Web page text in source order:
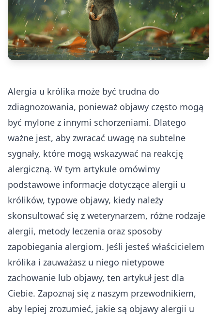
Alergia u królika może być trudna do
zdiagnozowania, ponieważ objawy często mogą
być mylone z innymi schorzeniami. Dlatego
ważne jest, aby zwracać uwagę na subtelne
sygnały, które mogą wskazywać na reakcję
alergiczną. W tym artykule omówimy
podstawowe informacje dotyczące alergii u
królików, typowe objawy, kiedy należy
skonsultować się z weterynarzem, różne rodzaje
alergii, metody leczenia oraz sposoby
zapobiegania alergiom. Jeśli jesteś właścicielem
królika i zauważasz u niego nietypowe
zachowanie lub objawy, ten artykuł jest dla
Ciebie. Zapoznaj się z naszym przewodnikiem,
aby lepiej zrozumieć, jakie są objawy alergii u